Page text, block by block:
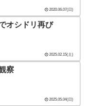
2020.06.07(日)
オシドリ再び
2025.02.15(土)
察
2025.05.04(日)